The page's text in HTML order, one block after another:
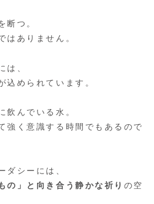
断つ。
はありません。
は、
込められています。
飲んでいる水。
強く意識する時間でもあるので
ダシーには、
の」と向き合う静かな祈り の空